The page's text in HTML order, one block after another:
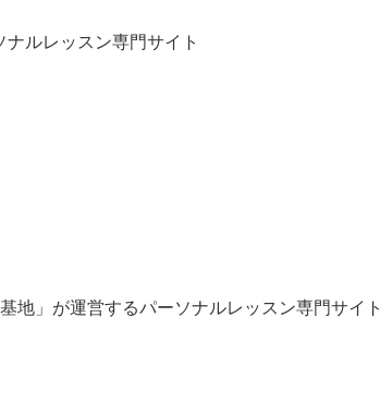
ルレッスン専門サイト
地」が運営するパーソナルレッスン専門サイト